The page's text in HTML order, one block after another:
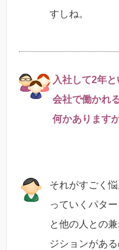
すしね。
入社して2年
会社で働かれ
何かあります
それがすごく
っていくパタ
と他の人との
ジションがあ